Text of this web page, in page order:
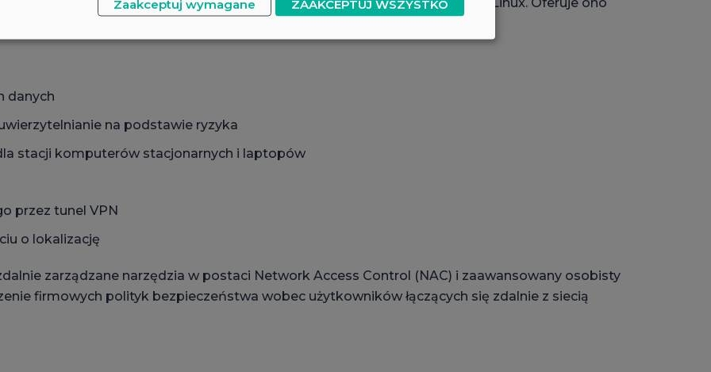
niż tradycyjne rozwiązania bazujące na IPsec.
danych
na podstawie ryzyka
dla stacji komputerów stacjonarnych i laptopów
przez tunel VPN
o lokalizację
zarządzane narzędzia w postaci Network Access Control (NAC) i zaawansowany osobisty
firmowych polityk bezpieczeństwa wobec użytkowników łączących się zdalnie z siecią
Zaakceptuj wymagane ZAAKCEPTUJ WSZYSTKO